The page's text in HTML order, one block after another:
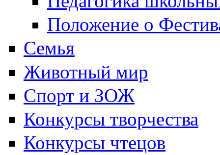
Положение о
Семья
Животный мир
Спорт и ЗОЖ
Конкурсы творчества
Конкурсы чтецов